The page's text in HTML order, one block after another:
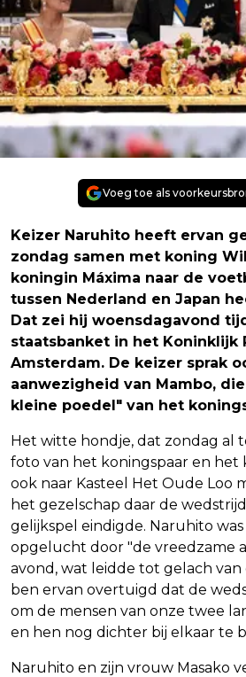
Voeg toe als
Keizer Naruhito heeft ervan
zondag samen met koning
koningin Máxima naar de
tussen Nederland en Japan
Dat zei hij woensdagavond
staatsbanket in het Koninklijk
Amsterdam. De keizer sprak
aanwezigheid van Mambo,
kleine poedel" van het
Het witte hondje, dat zondag al
foto van het koningspaar en het
ook naar Kasteel Het Oude Loo
het gezelschap daar de
gelijkspel eindigde. Naruhito
opgelucht door "de vreedzame
avond, wat leidde tot gelach van
ben ervan overtuigd dat de
om de mensen van onze twee
en hen nog dichter bij elkaar te
Naruhito en zijn vrouw Masako